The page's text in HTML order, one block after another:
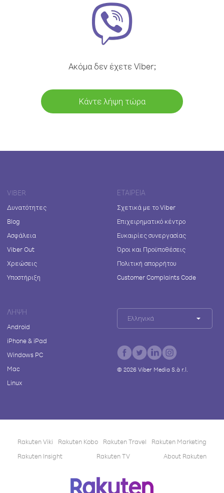
Ακόμα δεν έχετε Viber;
Κάντε λήψη τώρα
VIBER
Δυνατότητες
Blog
Ασφάλεια
Viber Out
Χρεώσεις
Υποστήριξη
ΕΤΑΙΡΕΊΑ
Σχετικά με το Viber
Επιχειρηματικό κέντρο
Ευκαιρίες συνεργασίας
Όροι και Προϋποθέσεις
Πολιτική απορρήτου
Customer Complaints Code
ΛΉΨΗ
Android
iPhone & iPad
Windows PC
Mac
Linux
Ελληνικά
© 2026Viber Media S.à r.l.
Rakuten Viki Rakuten Kobo Rakuten Travel
Rakuten Marketing
Rakuten Insight
Rakuten TV About Rakuten